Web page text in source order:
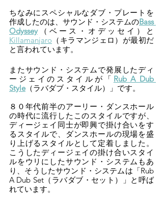
ちなみにスペシャルなダブ・プレートを
作成したのは、サウンド・システムのBass
Odyssey（ベース・オデッセイ）と
Killamanjaro （キラマンジェロ）が最初だ
と言われています。
またサウンド・システムで発展したディ
ージェイのスタイルが「 Rub A Dub
Style （ラバダブ・スタイル）」です。
８０年代前半のアーリー・ダンスホール
の時代に流行したこのスタイルですが、
ディージェイ同士が即興で掛け合いをす
るスタイルで、ダンスホールの現場を盛
り上げるスタイルとして定着しました。
こうしたディージェイの掛け合いスタイ
ルをウリにしたサウンド・システムもあ
り、そうしたサウンド・システムは「Rub
A Dub Set（ラバダブ・セット）」と呼ば
れています。